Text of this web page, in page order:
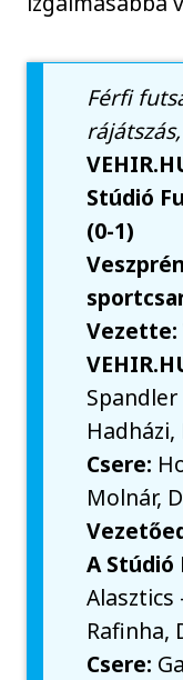
Férfi
Stúdió
(0-1)
Vezette:
Csere:
Molnár,
A Stúdió
Alasztics
Rafinha,
Csere: